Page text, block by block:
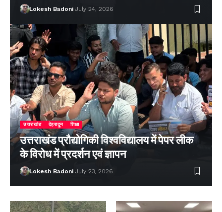
Lokesh Badoni July 24, 2026
उत्तराखंड देहरादून शिक्षा
उत्तराखंड प्रौद्योगिकी विश्वविद्यालय में पेपर लीक
के विरोध में प्रदर्शन एवं ज्ञापन
Lokesh Badoni July 23, 2026